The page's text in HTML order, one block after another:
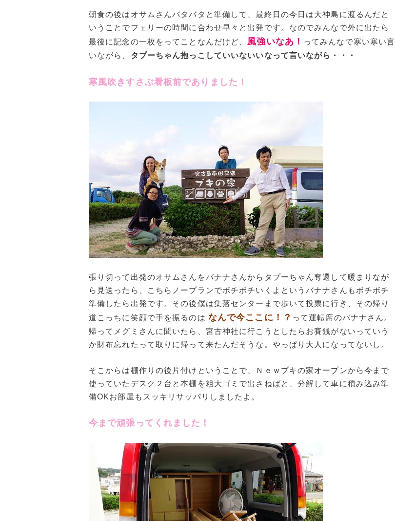
朝食の後はオサムさんバタバタと準備して、最終日の今日は大神島に渡るんだと
いうことでフェリーの時間に合わせ早々と出発です。なのでみんなで外に出たら
最後に記念の一枚をってことなんだけど、 風強いなあ！ ってみんなで寒い寒い言
いながら、 タプーちゃん抱っこしていいないいなって言いながら・・・
寒風吹きすさぶ看板前でありました！
張り切って出発のオサムさんをバナナさんからタプーちゃん奪還して暖まりなが
ら見送ったら、こちらノープランでボチボチいくよというバナナさんもボチボチ
準備したら出発です。その後僕は集落センターまで歩いて投票に行き、その帰り
道こっちに笑顔で手を振るのは なんで今ここに！？ って運転席のバナナさん。
帰ってメグミさんに聞いたら、宮古神社に行こうとしたらお賽銭がないっていう
か財布忘れたって取りに帰って来たんだそうな。やっぱり大人になってないし。
そこからは棚作りの後片付けということで、Ｎｅｗプキの家オープンから今まで
使っていたデスク２台と本棚を粗大ゴミで出さねばと、分解して車に積み込み準
備OKお部屋もスッキリサッパリしましたよ。
今まで頑張ってくれました！